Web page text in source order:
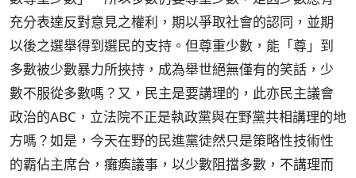
充分表達反對意見之權利，期以爭取社會的認同，並期
以後之選舉得到選民的支持。但尊重少數，能「尊」到
多數被少數暴力所挾持，成為舉世絕無僅有的笑話，少
數不服從多數嗎？又，民主是要講理的，此亦民主議會
政治的ABC，立法院不正是執政黨與在野黨共相講理的地
方嗎？如是，今天在野的民進黨徒然只是策略性技術性
的霸佔主席台，癱瘓議事，以少數阻擋多數，不講理而